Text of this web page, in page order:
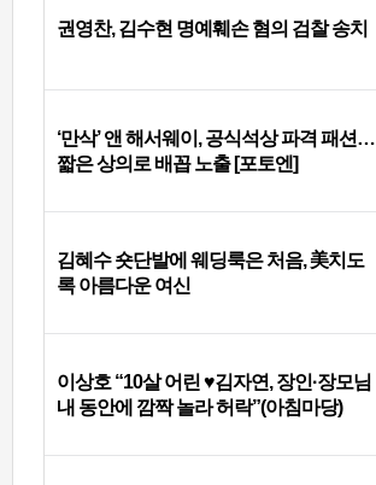
권영찬, 김수현 명예훼손 혐의 검찰 송치
‘만삭’ 앤 해서웨이, 공식석상 파격 패션…
짧은 상의로 배꼽 노출 [포토엔]
김혜수 숏단발에 웨딩룩은 처음, 美치도
록 아름다운 여신
이상호 “10살 어린 ♥김자연, 장인·장모님
내 동안에 깜짝 놀라 허락”(아침마당)